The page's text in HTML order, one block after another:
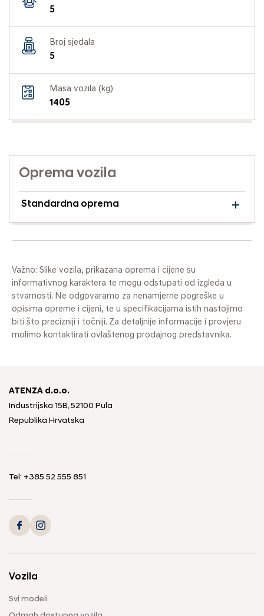
5
Broj sjedala
5
Masa vozila (kg)
1405
Oprema vozila
Standardna oprema
Važno: Slike vozila, prikazana oprema i cijene su
informativnog karaktera te mogu odstupati od izgleda u
stvarnosti. Ne odgovaramo za nenamjerne pogreške u
opisima opreme i cijeni, te u specifikacijama istih nastojimo
biti što precizniji i točniji. Za detaljnije informacije i provjeru
molimo kontaktirati ovlaštenog prodajnog predstavnika.
ATENZA d.o.o.
Industrijska 15B, 52100 Pula
Republika Hrvatska
Tel: +385 52 555 851
Vozila
Svi modeli